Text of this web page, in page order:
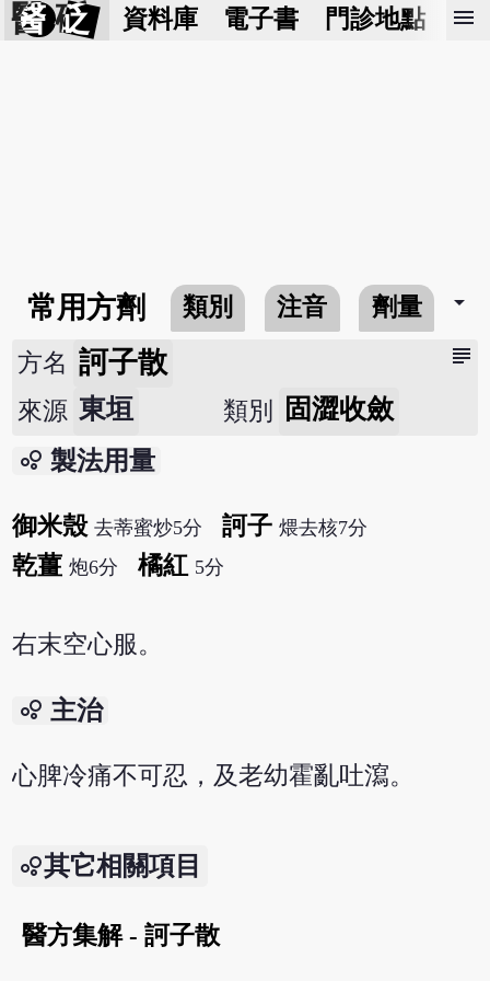
醫 砭 資料庫 電子書 門診地點 預
menu
常用方劑 類別 注音 劑量 arrow_drop_down
subject
方名 訶子散
來源 東垣 類別 固澀收斂
bubble_chart 製法用量
御米殼 去蒂蜜炒5分 訶子 煨去核7分
乾薑 炮6分 橘紅 5分
右末空心服。
bubble_chart 主治
心脾冷痛不可忍，及老幼霍亂吐瀉。
其它相關項目
醫方集解 - 訶子散